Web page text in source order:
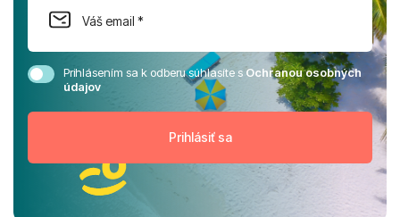
Prihlásením sa k odberu súhlasíte sOchranou osobných
údajov